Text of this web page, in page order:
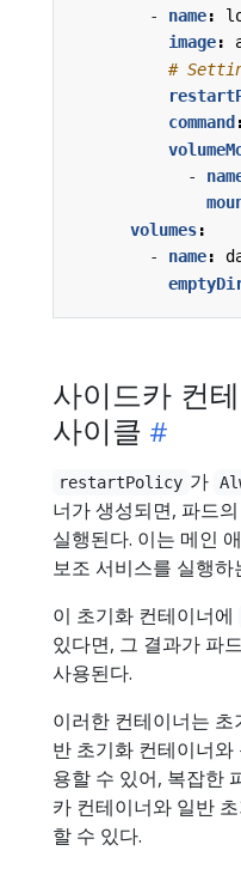
- name:
image:
#
command :
-
volumes:
- name:
사이드카 컨
사이클
restartPolicy 가
너가 생성되면, 파드
실행된다. 이는 메인
보조 서비스를 실행하
이 초기화 컨테이너에
있다면, 그 결과가 파
사용된다.
이러한 컨테이너는
반 초기화 컨테이너
용할 수 있어, 복잡한
카 컨테이너와 일반
할 수 있다.